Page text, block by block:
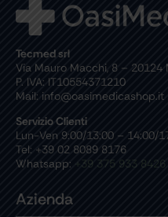
Tecmed srl
Via Mauro Macchi, 8 – 20124
P. IVA: IT10554371210
Mail: info@oasimedicashop.it
Servizio Clienti
Lun-Ven 9:00/13:00 – 14:00/
Tel: +39 02 8089 8176
Whatsapp: +39 375 933 8426
Azienda